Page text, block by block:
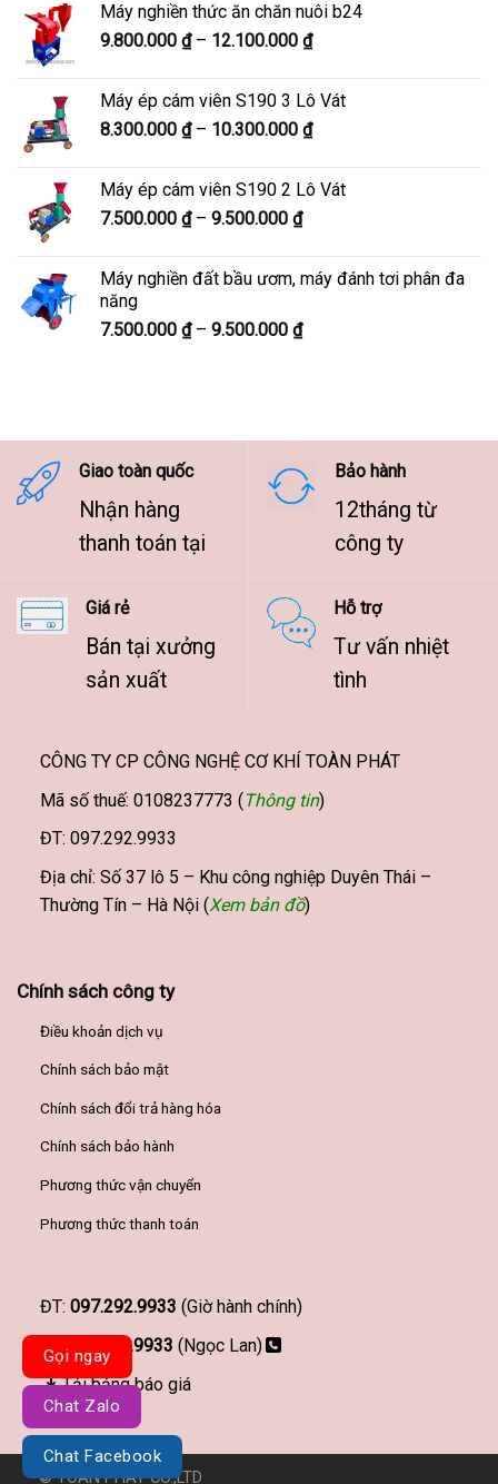
5.900.000 ₫
đến
Máy nghiền thức ăn chăn nuôi b24
9.800.000 ₫ – 12.100.000 ₫Khoảng
9.800.000 ₫
đến
Máy ép cám viên S190 3 Lô Vát
8.300.000 ₫ – 10.300.000 ₫Khoảng
8.300.000 ₫
Máy ép cám viên S190 2 Lô Vát
7.500.000 ₫ – 9.500.000 ₫Khoảng
7.500.000 ₫
9.500.000 ₫
Máy nghiền đất bầu ươm, máy đánh tơi phân đa
năng
7.500.000 ₫ – 9.500.000 ₫Khoảng
9.500.000 ₫
Giao toàn quốc
Nhận hàng
thanh toán tại
Bảo hành
12tháng từ
công ty
Giá rẻ
Bán tại xưởng
sản xuất
Hỗ trợ
Tư vấn nhiệt
tình
CÔNG TY CP CÔNG NGHỆ CƠ KHÍ TOÀN PHÁT
Mã số thuế: 0108237773 (Thông tin)
ĐT: 097.292.9933
Địa chỉ: Số 37 lô 5 – Khu công nghiệp Duyên Thái –
Thường Tín – Hà Nội (Xem bản đồ)
Chính sách công ty
Điều khoản dịch vụ
Chính sách bảo mật
Chính sách đổi trả hàng hóa
Chính sách bảo hành
Phương thức vận chuyển
Phương thức thanh toán
ĐT: 097.292.9933 (Giờ hành chính)
097.292.9933 (Ngọc Lan)
Tải bảng báo giá
© TOÀN PHÁT CO.,LTD
Gọi ngay
Chat Zalo
Chat Facebook